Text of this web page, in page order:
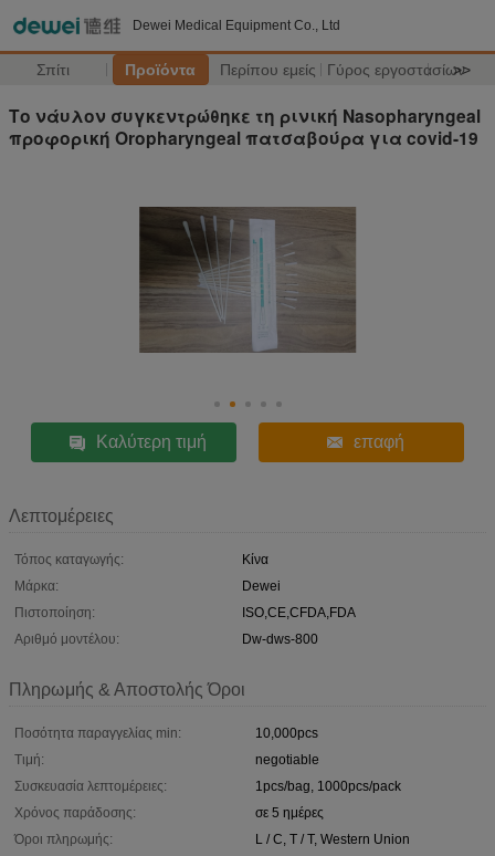
Dewei Medical Equipment Co., Ltd
Σπίτι Προϊόντα Περίπου εμείς Γύρος εργοστασίων
>>
Το νάυλον συγκεντρώθηκε τη ρινική Nasopharyngeal
προφορική Oropharyngeal πατσαβούρα για covid-19
Καλύτερη τιμή επαφή
Λεπτομέρειες
Τόπος καταγωγής:
Κίνα
Μάρκα:
Dewei
Πιστοποίηση:
ISO,CE,CFDA,FDA
Αριθμό μοντέλου:
Dw-dws-800
Πληρωμής & Αποστολής Όροι
Ποσότητα παραγγελίας min:
10,000pcs
Τιμή:
negotiable
Συσκευασία λεπτομέρειες:
1pcs/bag, 1000pcs/pack
Χρόνος παράδοσης:
σε 5 ημέρες
Όροι πληρωμής:
L / C, T / T, Western Union